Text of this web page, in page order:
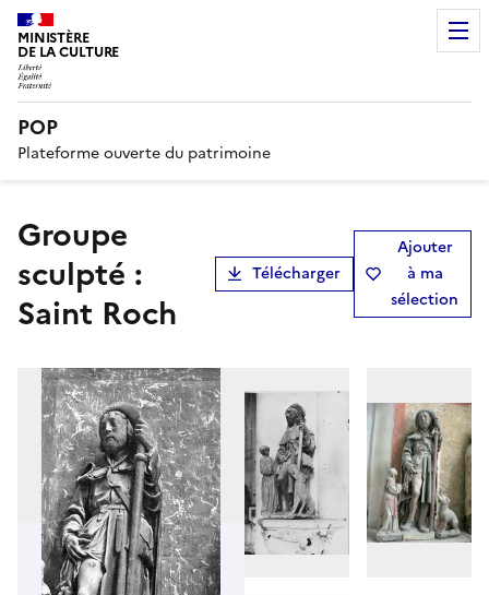
MINISTÈRE
DE LA CULTURE
POP
Plateforme ouverte du patrimoine
Groupe
sculpté :
Saint Roch
Télécharger
Ajouter
à ma
sélection